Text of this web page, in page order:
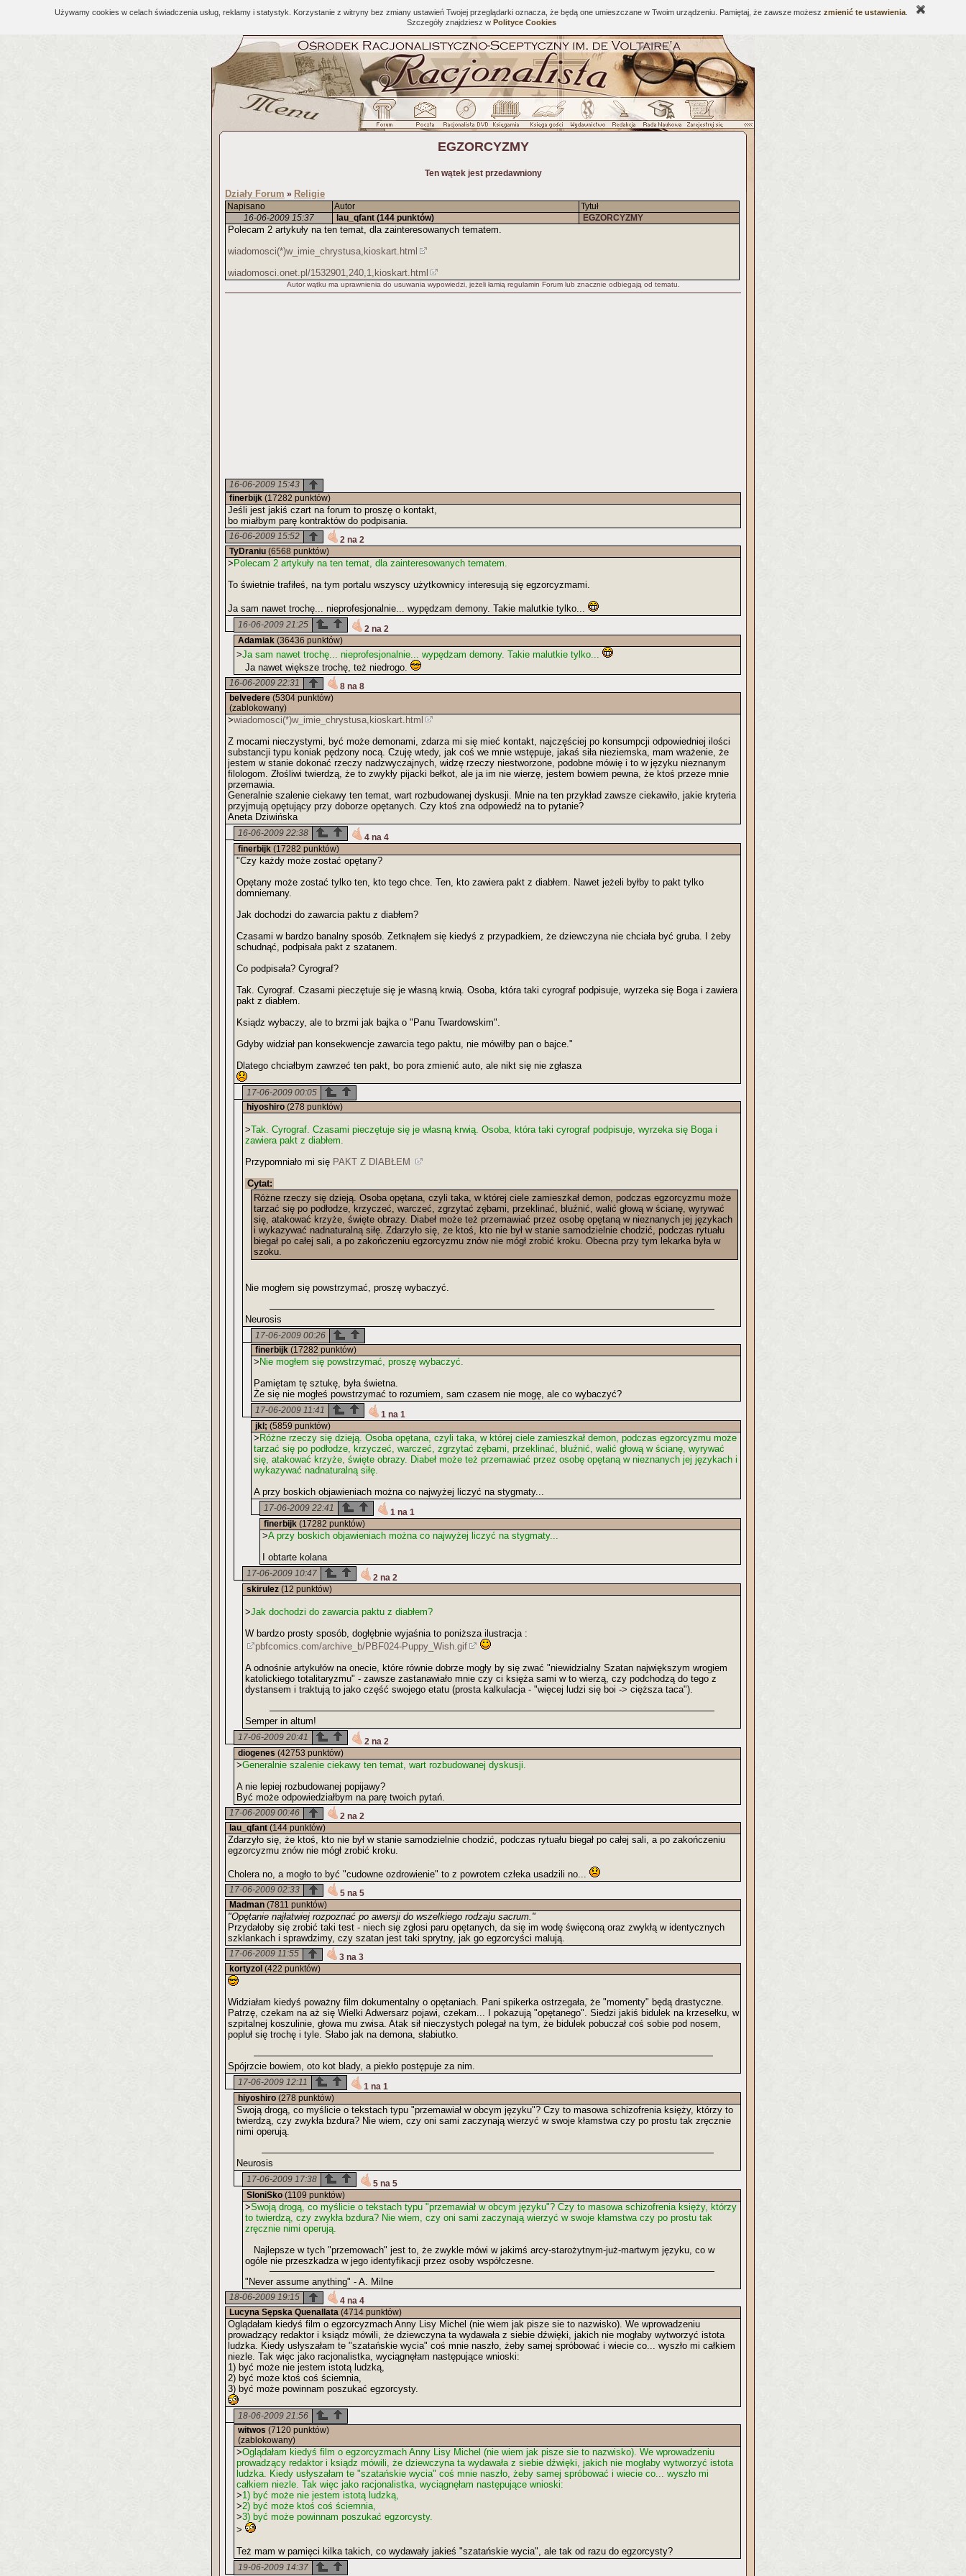
Używamy cookies w celach świadczenia usług, reklamy i statystyk. Korzystanie z witryny bez zmiany ustawień Twojej przeglądarki oznacza, że będą one umieszczane w Twoim urządzeniu. Pamiętaj, że zawsze możesz zmienić te ustawienia
Szczegóły znajdziesz w Polityce Cookies
EGZORCYZMY
Ten wątek jest przedawniony
Działy Forum » Religie
Napisano Autor
Tytuł
16-06-2009 15:37
lau_qfant (144 punktów) EGZORCYZMY
Polecam 2 artykuły na ten temat, dla zainteresowanych tematem.
wiadomosci(*)w_imie_chrystusa,kioskart.html
wiadomosci.onet.pl/1532901,240,1,kioskart.html
Autor wątku ma uprawnienia do usuwania wypowiedzi, jeżeli łamią regulamin Forum lub znacznie odbiegają od tematu.
16-06-2009 15:43
finerbijk (17282 punktów)
Jeśli jest jakiś czart na forum to proszę o kontakt,
bo miałbym parę kontraktów do podpisania.
16-06-2009 15:52
2 na 2
TyDraniu (6568 punktów)
> Polecam 2 artykuły na ten temat, dla zainteresowanych tematem.
To świetnie trafiłeś, na tym portalu wszyscy użytkownicy interesują się egzorcyzmami.
Ja sam nawet trochę... nieprofesjonalnie... wypędzam demony. Takie malutkie tylko...
16-06-2009 21:25
2 na 2
Adamiak (36436 punktów)
>Ja sam nawet trochę... nieprofesjonalnie... wypędzam demony. Takie malutkie tylko...
Ja nawet większe trochę, też niedrogo.
16-06-2009 22:31
8 na 8
belvedere (5304 punktów)
(zablokowany)
>wiadomosci(*)w_imie_chrystusa,kioskart.html
Z mocami nieczystymi, być może demonami, zdarza mi się mieć kontakt, najczęściej po konsumpcji odpowiedniej ilości
substancji typu koniak pędzony nocą. Czuję wtedy, jak coś we mnie wstępuje, jakaś siła nieziemska, mam wrażenie, że
jestem w stanie dokonać rzeczy nadzwyczajnych, widzę rzeczy niestworzone, podobne mówię i to w języku nieznanym
filologom. Złośliwi twierdzą, że to zwykły pijacki bełkot, ale ja im nie wierzę, jestem bowiem pewna, że ktoś przeze mnie
przemawia.
Generalnie szalenie ciekawy ten temat, wart rozbudowanej dyskusji. Mnie na ten przykład zawsze ciekawiło, jakie kryteria
przyjmują opętujący przy doborze opętanych. Czy ktoś zna odpowiedź na to pytanie?
Aneta Dziwińska
16-06-2009 22:38
4 na 4
finerbijk (17282 punktów)
"Czy każdy może zostać opętany?
Opętany może zostać tylko ten, kto tego chce. Ten, kto zawiera pakt z diabłem. Nawet jeżeli byłby to pakt tylko
domniemany.
Jak dochodzi do zawarcia paktu z diabłem?
Czasami w bardzo banalny sposób. Zetknąłem się kiedyś z przypadkiem, że dziewczyna nie chciała być gruba. I żeby
schudnąć, podpisała pakt z szatanem.
Co podpisała? Cyrograf?
Tak. Cyrograf. Czasami pieczętuje się je własną krwią. Osoba, która taki cyrograf podpisuje, wyrzeka się Boga i zawiera
pakt z diabłem.
Ksiądz wybaczy, ale to brzmi jak bajka o "Panu Twardowskim".
Gdyby widział pan konsekwencje zawarcia tego paktu, nie mówiłby pan o bajce."
Dlatego chciałbym zawrzeć ten pakt, bo pora zmienić auto, ale nikt się nie zgłasza
17-06-2009 00:05
hiyoshiro (278 punktów)
>Tak. Cyrograf. Czasami pieczętuje się je własną krwią. Osoba, która taki cyrograf podpisuje, wyrzeka się Boga i
zawiera pakt z diabłem.
Przypomniało mi się PAKT Z DIABŁEM
Cytat:
Różne rzeczy się dzieją. Osoba opętana, czyli taka, w której ciele zamieszkał demon, podczas egzorcyzmu może
tarzać się po podłodze, krzyczeć, warczeć, zgrzytać zębami, przeklinać, bluźnić, walić głową w ścianę, wyrywać
się, atakować krzyże, święte obrazy. Diabeł może też przemawiać przez osobę opętaną w nieznanych jej językach
i wykazywać nadnaturalną siłę. Zdarzyło się, że ktoś, kto nie był w stanie samodzielnie chodzić, podczas rytuału
biegał po całej sali, a po zakończeniu egzorcyzmu znów nie mógł zrobić kroku. Obecna przy tym lekarka była w
szoku.
Nie mogłem się powstrzymać, proszę wybaczyć.
Neurosis
17-06-2009 00:26
finerbijk (17282 punktów)
> Nie mogłem się powstrzymać, proszę wybaczyć.
Pamiętam tę sztukę, była świetna.
Że się nie mogłeś powstrzymać to rozumiem, sam czasem nie mogę, ale co wybaczyć?
17-06-2009 11:41
1 na 1
jkl; (5859 punktów)
> Różne rzeczy się dzieją. Osoba opętana, czyli taka, w której ciele zamieszkał demon, podczas egzorcyzmu może
tarzać się po podłodze, krzyczeć, warczeć, zgrzytać zębami, przeklinać, bluźnić, walić głową w ścianę, wyrywać
się, atakować krzyże, święte obrazy. Diabeł może też przemawiać przez osobę opętaną w nieznanych jej językach i
wykazywać nadnaturalną siłę.
A przy boskich objawieniach można co najwyżej liczyć na stygmaty...
17-06-2009 22:41
1 na 1
finerbijk (17282 punktów)
>A przy boskich objawieniach można co najwyżej liczyć na stygmaty...
I obtarte kolana
17-06-2009 10:47
2 na 2
skirulez (12 punktów)
>Jak dochodzi do zawarcia paktu z diabłem?
W bardzo prosty sposób, dogłębnie wyjaśnia to poniższa ilustracja :
pbfcomics.com/archive_b/PBF024-Puppy_Wish.gif
A odnośnie artykułów na onecie, które równie dobrze mogły by się zwać "niewidzialny Szatan największym wrogiem
katolickiego totalitaryzmu" - zawsze zastanawiało mnie czy ci księża sami w to wierzą, czy podchodzą do tego z
dystansem i traktują to jako część swojego etatu (prosta kalkulacja - "więcej ludzi się boi -> cięższa taca").
Semper in altum!
17-06-2009 20:41
2 na 2
diogenes (42753 punktów)
>Generalnie szalenie ciekawy ten temat, wart rozbudowanej dyskusji.
A nie lepiej rozbudowanej popijawy?
Być może odpowiedziałbym na parę twoich pytań.
17-06-2009 00:46
2 na 2
lau_qfant (144 punktów)
Zdarzyło się, że ktoś, kto nie był w stanie samodzielnie chodzić, podczas rytuału biegał po całej sali, a po zakończeniu
egzorcyzmu znów nie mógł zrobić kroku.
Cholera no, a mogło to być "cudowne ozdrowienie" to z powrotem człeka usadzili no...
17-06-2009 02:33
5 na 5
Madman (7811 punktów)
"Opętanie najłatwiej rozpoznać po awersji do wszelkiego rodzaju sacrum."
Przydałoby się zrobić taki test - niech się zgłosi paru opętanych, da się im wodę święconą oraz zwykłą w identycznych
szklankach i sprawdzimy, czy szatan jest taki sprytny, jak go egzorcyści malują.
17-06-2009 11:55
3 na 3
kortyzol (422 punktów)
Widziałam kiedyś poważny film dokumentalny o opętaniach. Pani spikerka ostrzegała, że "momenty" będą drastyczne.
Patrzę, czekam na aż się Wielki Adwersarz pojawi, czekam... I pokazują "opętanego". Siedzi jakiś bidulek na krzesełku, w
szpitalnej koszulinie, głowa mu zwisa. Atak sił nieczystych polegał na tym, że bidulek pobuczał coś sobie pod nosem,
popluł się trochę i tyle. Słabo jak na demona, słabiutko.
Spójrzcie bowiem, oto kot blady, a piekło postępuje za nim.
17-06-2009 12:11
1 na 1
hiyoshiro (278 punktów)
Swoją drogą, co myślicie o tekstach typu "przemawiał w obcym języku"? Czy to masowa schizofrenia księży, którzy to
twierdzą, czy zwykła bzdura? Nie wiem, czy oni sami zaczynają wierzyć w swoje kłamstwa czy po prostu tak zręcznie
nimi operują.
Neurosis
17-06-2009 17:38
5 na 5
SloniSko (1109 punktów)
>Swoją drogą, co myślicie o tekstach typu "przemawiał w obcym języku"? Czy to masowa schizofrenia księży, którzy
to twierdzą, czy zwykła bzdura? Nie wiem, czy oni sami zaczynają wierzyć w swoje kłamstwa czy po prostu tak
zręcznie nimi operują.
Najlepsze w tych "przemowach" jest to, że zwykle mówi w jakimś arcy-starożytnym-już-martwym języku, co w
ogóle nie przeszkadza w jego identyfikacji przez osoby współczesne.
"Never assume anything" - A. Milne
18-06-2009 19:15
4 na 4
Lucyna Sępska Quenallata (4714 punktów)
Oglądałam kiedyś film o egzorcyzmach Anny Lisy Michel (nie wiem jak pisze sie to nazwisko). We wprowadzeniu
prowadzący redaktor i ksiądz mówili, że dziewczyna ta wydawała z siebie dźwięki, jakich nie mogłaby wytworzyć istota
ludzka. Kiedy usłyszałam te "szatańskie wycia" coś mnie naszło, żeby samej spróbować i wiecie co... wyszło mi całkiem
niezle. Tak więc jako racjonalistka, wyciągnęłam następujące wnioski:
1) być może nie jestem istotą ludzką,
2) być może ktoś coś ściemnia,
3) być może powinnam poszukać egzorcysty.
18-06-2009 21:56
witwos (7120 punktów)
(zablokowany)
>Oglądałam kiedyś film o egzorcyzmach Anny Lisy Michel (nie wiem jak pisze sie to nazwisko). We wprowadzeniu
prowadzący redaktor i ksiądz mówili, że dziewczyna ta wydawała z siebie dźwięki, jakich nie mogłaby wytworzyć istota
ludzka. Kiedy usłyszałam te "szatańskie wycia" coś mnie naszło, żeby samej spróbować i wiecie co... wyszło mi
całkiem niezle. Tak więc jako racjonalistka, wyciągnęłam następujące wnioski:
>1) być może nie jestem istotą ludzką,
>2) być może ktoś coś ściemnia,
>3) być może powinnam poszukać egzorcysty.
>
Też mam w pamięci kilka takich, co wydawały jakieś "szatańskie wycia", ale tak od razu do egzorcysty?
19-06-2009 14:37